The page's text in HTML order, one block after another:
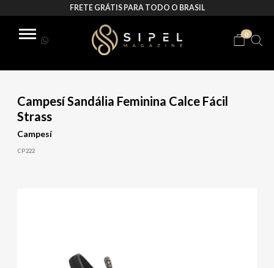
FRETE GRÁTIS PARA TODO O BRASIL
0
Campesí Sandália Feminina Calce Fácil
Strass
Campesí
CP222